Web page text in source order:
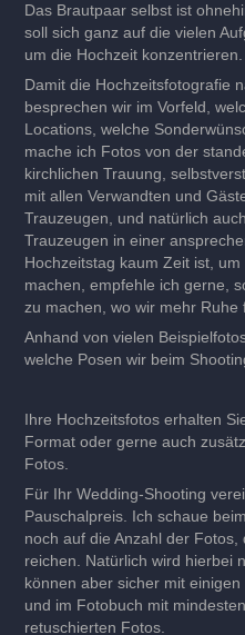
Das Brautpaar selbst ist
soll sich ganz auf die vielen
um die Hochzeit konzentrieren.
Damit die Hochzeitsfotografie
besprechen wir im Vorfeld,
Locations, welche
mache ich Fotos von der
kirchlichen Trauung,
mit allen Verwandten und
Trauzeugen, und natürlich
Trauzeugen in einer
Hochzeitstag kaum Zeit ist,
machen, empfehle ich gerne,
zu machen, wo wir mehr Ruhe
Anhand von vielen
welche Posen wir beim
Ihre Hochzeitsfotos erhalten
Format oder gerne auch
Fotos.
Für Ihr Wedding-Shooting
Pauschalpreis. Ich schaue
noch auf die Anzahl der
reichen. Natürlich wird hierbei
können aber sicher mit
und im Fotobuch mit
retuschierten Fotos.